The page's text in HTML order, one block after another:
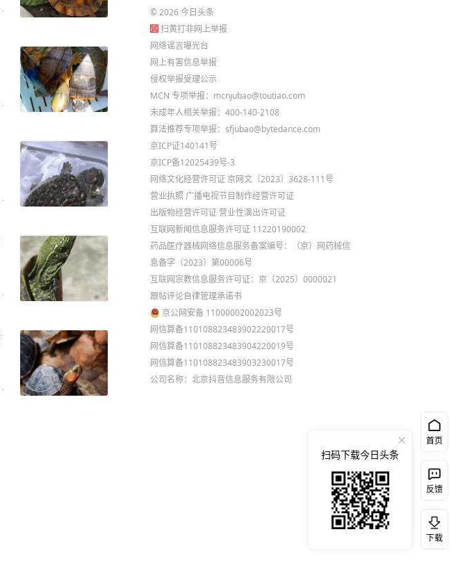
©2026今日头条
扫黄打非网上举报
网络谣言曝光台
网上有害信息举报
侵权举报受理公示
MCN 专项举报：mcnjubao@toutiao.com
未成年人相关举报：400-140-2108
算法推荐专项举报：sfjubao@bytedance.com
京ICP证140141号
京ICP备12025439号-3
网络文化经营许可证 京网文〔2023〕3628-111号
营业执照 广播电视节目制作经营许可证
出版物经营许可证 营业性演出许可证
互联网新闻信息服务许可证 11220190002
药品医疗器械网络信息服务备案编号：（京）网药械信
息备字（2023）第00006号
互联网宗教信息服务许可证：京（2025）0000021
跟帖评论自律管理承诺书
京公网安备 11000002002023号
网信算备110108823483902220017号
网信算备110108823483904220019号
网信算备110108823483903230017号
公司名称：北京抖音信息服务有限公司
首页
反馈
下载
扫码下载今日头条